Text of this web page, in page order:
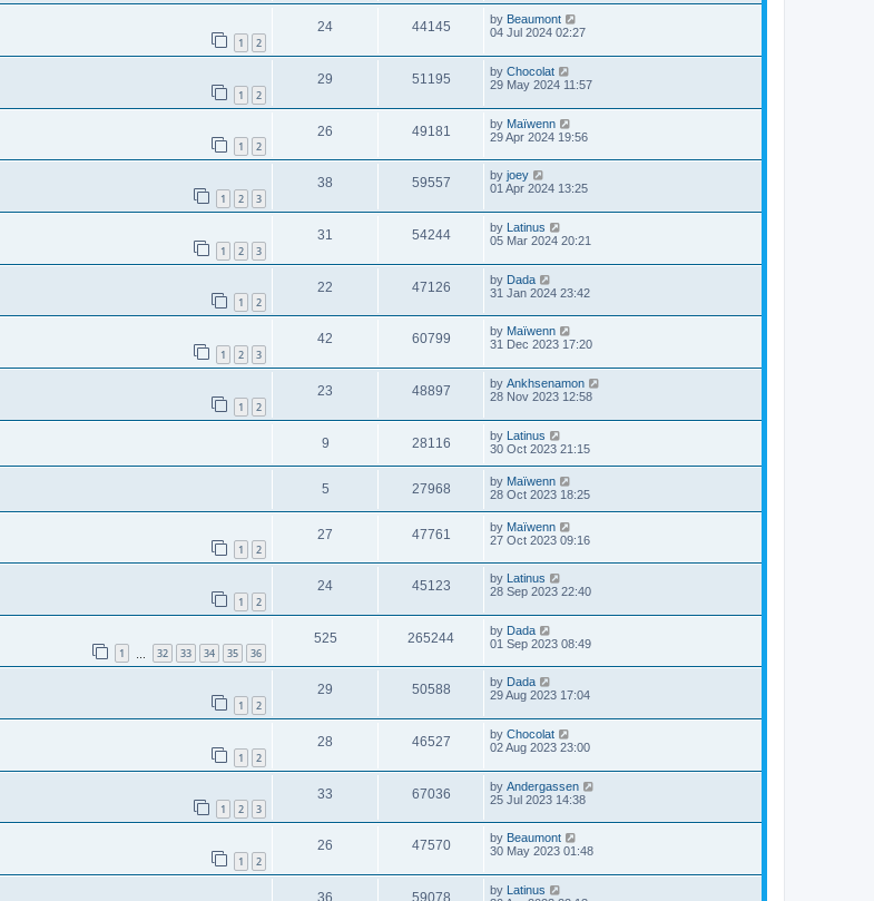
1 2
24 44145 by Beaumont
04 Jul 2024 02:27
1 2
29 51195 by Chocolat
29 May 2024 11:57
1 2
26 49181 by Maïwenn
29 Apr 2024 19:56
1 2 3
38 59557 by joey
01 Apr 2024 13:25
1 2 3
31 54244 by Latinus
05 Mar 2024 20:21
1 2
22 47126 by Dada
31 Jan 2024 23:42
1 2 3
42 60799 by Maïwenn
31 Dec 2023 17:20
1 2
23 48897 by Ankhsenamon
28 Nov 2023 12:58
9 28116 by Latinus
30 Oct 2023 21:15
5 27968 by Maïwenn
28 Oct 2023 18:25
1 2
27 47761 by Maïwenn
27 Oct 2023 09:16
1 2
24 45123 by
Latinus
28 Sep 2023 22:40
1 32 33 34 35 36
525 265244 by Dada
01 Sep 2023 08:49
1 2
29 50588 by Dada
29 Aug 2023 17:04
1 2
28 46527 by Chocolat
02 Aug 2023 23:00
1 2 3
33 67036 by Andergassen
25 Jul 2023 14:38
1 2
26 47570 by Beaumont
30 May 2023 01:48
36 59078 by Latinus